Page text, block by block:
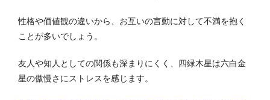
性格や価値観の違いから、お互いの言動に対して不満を抱く
ことが多いでしょう。
友人や知人としての関係も深まりにくく、四緑木星は六白金
星の傲慢さにストレスを感じます。